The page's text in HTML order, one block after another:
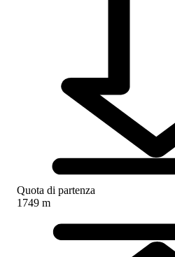
Quota di partenza
1749 m